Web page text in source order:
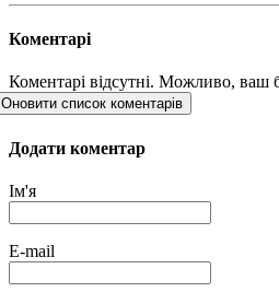
Коментарі
Коментарі відсутні. Можливо, ваш
Оновити список коментарів
Додати коментар
Ім'я
E-mail